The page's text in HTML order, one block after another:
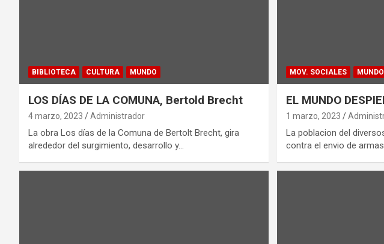
BIBLIOTECA CULTURA MUNDO
LOS DÍAS DE LA COMUNA, Bertold Brecht
4 marzo, 2023 Administrador
La obra Los días de la Comuna de Bertolt Brecht, gira
alrededor del surgimiento, desarrollo y…
MOV. SOCIALES MUNDO
EL MUNDO
1 marzo, 2023
La poblacion del
contra el envio de